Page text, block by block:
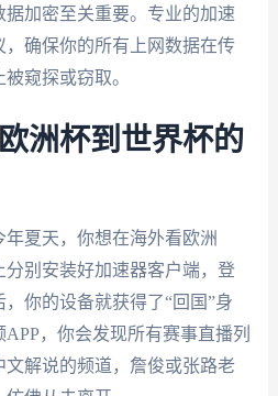
加密至关重要。专业的加速
确保你的所有上网数据在传
窥探或窃取。
洲杯到世界杯的
夏天，你想在海外看欧洲
别安装好加速器客户端，登
你的设备就获得了“回国”身
，你会发现所有赛事直播列
解说的频道，詹俊或张路老